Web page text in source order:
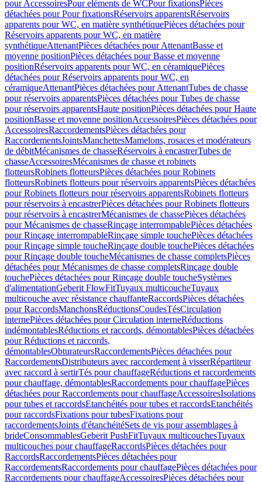
pour AccessoiresPour eléments de WCPour fixationsPièces
détachées pour Pour fixationsRéservoirs apparentsRéservoirs
apparents pour WC, en matière synthétiquePièces détachées pour
Réservoirs apparents pour WC, en matière
synthétiqueAttenantPièces détachées pour AttenantBasse et
moyenne positionPièces détachées pour Basse et moyenne
positionRéservoirs apparents pour WC, en céramiquePièces
détachées pour Réservoirs apparents pour WC, en
céramiqueAttenantPièces détachées pour AttenantTubes de chasse
pour réservoirs apparentsPièces détachées pour Tubes de chasse
pour réservoirs apparentsHaute positionPièces détachées pour Haute
positionBasse et moyenne positionAccessoiresPièces détachées pour
AccessoiresRaccordementsPièces détachées pour
RaccordementsJointsManchettesMamelons, rosaces et modérateurs
de débitMécanismes de chasseRéservoirs à encastrerTubes de
chasseAccessoiresMécanismes de chasse et robinets
flotteursRobinets flotteursPièces détachées pour Robinets
flotteursRobinets flotteurs pour réservoirs apparentsPièces détachées
pour Robinets flotteurs pour réservoirs apparentsRobinets flotteurs
pour réservoirs à encastrerPièces détachées pour Robinets flotteurs
pour réservoirs à encastrerMécanismes de chassePièces détachées
pour Mécanismes de chasseRinçage interrompablePièces détachées
pour Rinçage interrompableRinçage simple touchePièces détachées
pour Rinçage simple toucheRinçage double touchePièces détachées
pour Rinçage double toucheMécanismes de chasse completsPièces
détachées pour Mécanismes de chasse completsRinçage double
touchePièces détachées pour Rinçage double toucheSystèmes
d'alimentationGeberit FlowFitTuyaux multicoucheTuyaux
multicouche avec résistance chauffanteRaccordsPièces détachées
pour RaccordsManchonsRéductionsCoudesTésCirculation
internePièces détachées pour Circulation interneRéductions
indémontablesRéductions et raccords, démontablesPièces détachées
pour Réductions et raccords,
démontablesObturateursRaccordementsPièces détachées pour
RaccordementsDistributeurs avec raccordement à visserRépartiteur
avec raccord à sertirTés pour chauffageRéductions et raccordements
pour chauffage, démontablesRaccordements pour chauffagePièces
détachées pour Raccordements pour chauffageAccessoiresIsolations
pour tubes et raccordsEtanchéités pour tubes et raccordsEtanchéités
pour raccordsFixations pour tubesFixations pour
raccordementsJoints d'étanchéitéSets de vis pour assemblages à
brideConsommablesGeberit PushFitTuyaux multicouchesTuyaux
multicouches pour chauffageRaccordsPièces détachées pour
RaccordsRaccordementsPièces détachées pour
RaccordementsRaccordements pour chauffagePièces détachées pour
Raccordements pour chauffageAccessoiresPièces détachées pour